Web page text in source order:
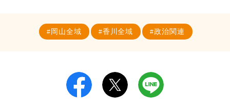
岡山全域 香川全域 政治関連